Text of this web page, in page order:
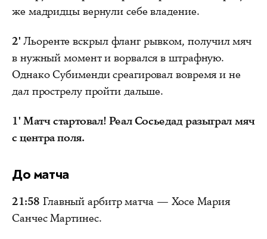
же мадридцы вернули себе владение.
2' Льоренте вскрыл фланг рывком, получил мяч
в нужный момент и ворвался в штрафную.
Однако Субименди среагировал вовремя и не
дал прострелу пройти дальше.
1' Матч стартовал! Реал Сосьедад разыграл мяч
с центра поля.
До матча
21:58 Главный арбитр матча — Хосе Мария
Санчес Мартинес.